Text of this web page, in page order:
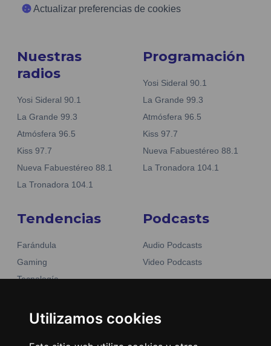
Utilizamos cookies
Actualizar preferencias de cookies
Nuestras
radios
Yosi Sideral 90.1
La Grande 99.3
Atmósfera 96.5
Kiss 97.7
Nueva Fabuestéreo 88.1
La Tronadora 104.1
Programación
Yosi Sideral 90.1
La Grande 99.3
Atmósfera 96.5
Kiss 97.7
Nueva Fabuestéreo 88.1
La Tronadora 104.1
Tendencias
Farándula
Gaming
Tecnología
Business
Podcasts
Audio Podcasts
Video Podcasts
Emisoras Unidas